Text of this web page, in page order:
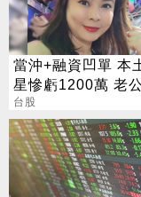
當沖+融資凹單 本
星慘虧1200萬 老
氣：妳快把家毀了
台股